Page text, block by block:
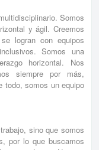
Somos
y ágil. Creemos
logran con equipos
Somos una
horizontal. Nos
siempre por más,
todo, somos un equipo
sino que somos
por lo que buscamos